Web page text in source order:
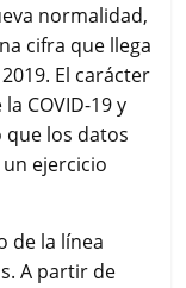
normalidad,
cifra que llega
El carácter
COVID-19 y
que los datos
ejercicio
de la línea
A partir de